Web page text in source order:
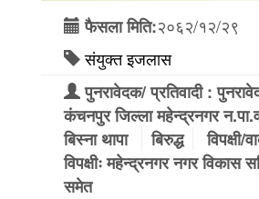
फैसला मिति:२०६२/१२/२९
संयुक्त इजलास
पुनरावेदक/ प्रतिवादी :
कंचनपुर जिल्ला महेन्द्रनगर
बिस्ना थापा
बिरुद्ध
विपक्षी/
विपक्षीः महेन्द्रनगर नगर विकास
समेत